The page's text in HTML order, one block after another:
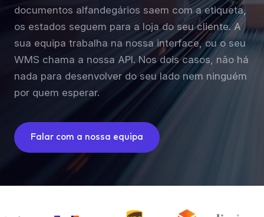
documentos alfandegários saem com a etiqueta,
os estados seguem para a loja do seu cliente. A
sua equipa trabalha na nossa interface, ou o seu
WMS chama a nossa API. Nos dois casos, não há
nada para desenvolver do seu lado nem ninguém
por quem esperar.
Falar com a nossa equipa